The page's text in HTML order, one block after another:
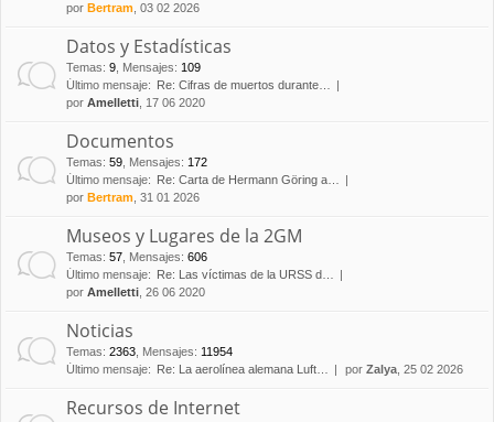
por Bertram , 03 02 2026
Datos y Estadísticas
Temas: 9 Mensajes: 109
Último mensaje:
Re: Cifras de muertos durante…
por Amelletti , 17 06 2020
Documentos
Temas: 59 Mensajes: 172
Último mensaje:
Re: Carta de Hermann Göring a…
por Bertram , 31 01 2026
Museos y Lugares de la 2GM
Temas: 57 Mensajes: 606
Último mensaje:
Re: Las víctimas de la URSS d…
por Amelletti , 26 06 2020
Noticias
Temas: 2363 Mensajes: 11954
Último mensaje:
Re: La aerolínea alemana Luft… por Zalya , 25 02 2026
Recursos de Internet